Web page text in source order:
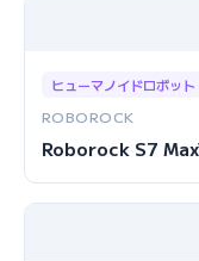
ヒューマノイドロボット
ROBOROCK
Roborock S7